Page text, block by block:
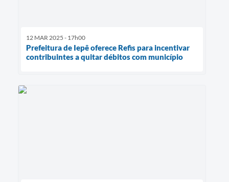
12 MAR 2025 - 17h00
Prefeitura de Iepê oferece Refis para incentivar
contribuintes a quitar débitos com município